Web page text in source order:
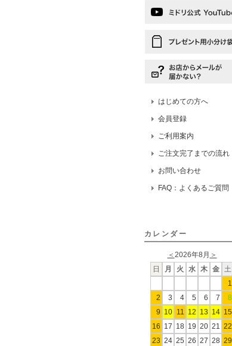
はじめての方へ
会員登録
ご利用案内
ご注文完了までの流れ
お問い合わせ
FAQ：よくあるご質問
カレンダー
＜ 2026年8月 ＞
日
月 火 水 木 金
土
1
2
3 4 5 6 7
8
9 10 11 12 13 14 15
16 17 18 19 20 21
22
23 24 25 26 27 28 29